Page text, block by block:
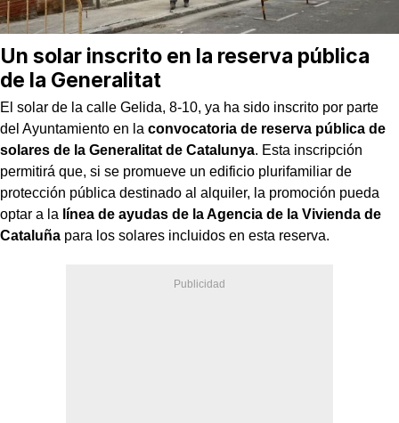
Un solar inscrito en la reserva pública
de la Generalitat
El solar de la calle Gelida, 8-10, ya ha sido inscrito por parte
del Ayuntamiento en la convocatoria de reserva pública de
solares de la Generalitat de Catalunya. Esta inscripción
permitirá que, si se promueve un edificio plurifamiliar de
protección pública destinado al alquiler, la promoción pueda
optar a la línea de ayudas de la Agencia de la Vivienda de
Cataluña para los solares incluidos en esta reserva.